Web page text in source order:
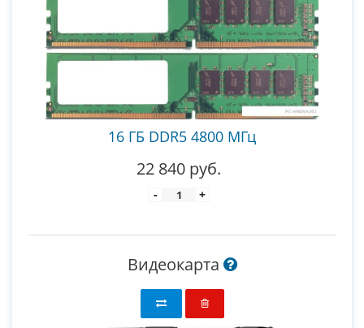
16 ГБ DDR5 4800 МГц
22 840 руб.
- +
Видеокарта